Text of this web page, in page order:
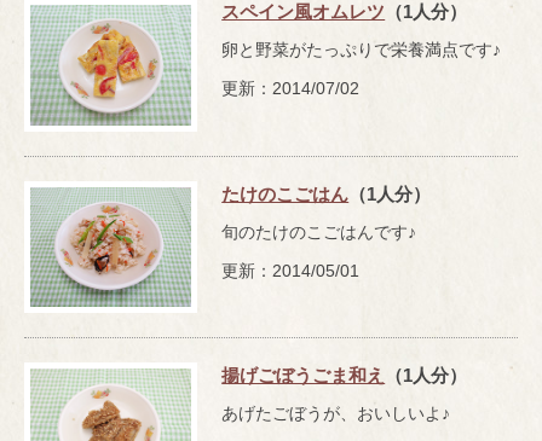
スペイン風オムレツ （1人分）
卵と野菜がたっぷりで栄養満点です♪
更新：2014/07/02
たけのこごはん （1人分）
旬のたけのこごはんです♪
更新：2014/05/01
揚げごぼうごま和え （1人分）
あげたごぼうが、おいしいよ♪